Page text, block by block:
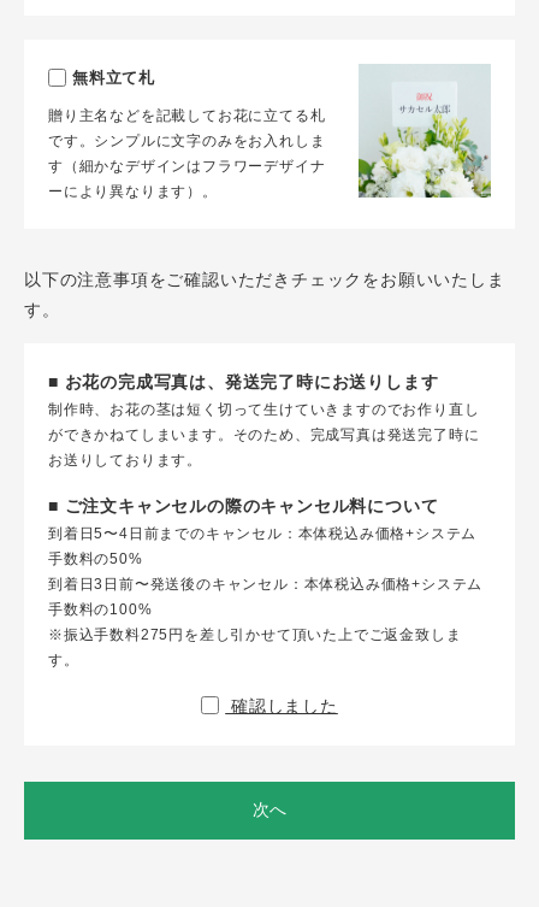
無料立て札
贈り主名などを記載してお花に立てる札
です。シンプルに文字のみをお入れしま
す（細かなデザインはフラワーデザイナ
ーにより異なります）。
以下の注意事項をご確認いただきチェックをお願いいたしま
す。
■ お花の完成写真は、発送完了時にお送りします
制作時、お花の茎は短く切って生けていきますのでお作り直し
ができかねてしまいます。そのため、完成写真は発送完了時に
お送りしております。
■ ご注文キャンセルの際のキャンセル料について
到着日5〜4日前までのキャンセル：本体税込み価格+システム
手数料の50%
到着日3日前〜発送後のキャンセル：本体税込み価格+システム
手数料の100%
※振込手数料275円を差し引かせて頂いた上でご返金致しま
す。
確認しました
次へ